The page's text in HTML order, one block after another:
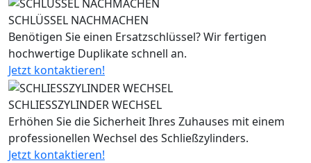
SCHLÜSSEL NACHMACHEN
Benötigen Sie einen Ersatzschlüssel? Wir fertigen
hochwertige Duplikate schnell an.
Jetzt kontaktieren!
SCHLIESSZYLINDER WECHSEL
Erhöhen Sie die Sicherheit Ihres Zuhauses mit einem
professionellen Wechsel des Schließzylinders.
Jetzt kontaktieren!